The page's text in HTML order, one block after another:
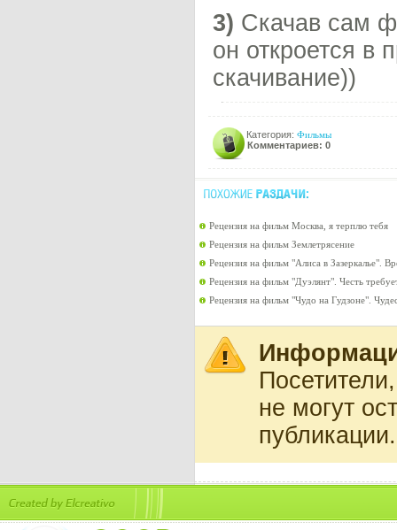
3) Скачав сам
он откроется в
скачивание))
Категория: Фильмы
Комментариев: 0
Рецензия на фильм Москва, я терплю тебя
Рецензия на фильм Землетрясение
Рецензия на фильм "Алиса в Зазеркалье".
Рецензия на фильм "Дуэлянт". Честь
Рецензия на фильм "Чудо на Гудзоне".
не могут
публикации.